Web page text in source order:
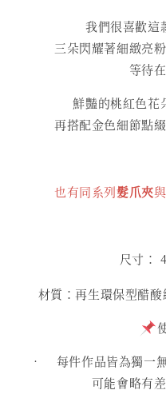
我們很喜歡這
三朵閃耀著細緻亮
等待
鮮豔的桃紅色花
再搭配金色細節點
也有同系列髮爪夾
尺寸：
材質：再生環保型醋
• 每件作品皆為獨一無
可能會略有